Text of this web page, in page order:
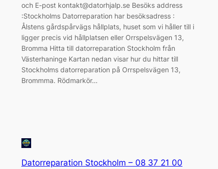
och E-post kontakt@datorhjalp.se Besöks address
:Stockholms Datorreparation har besöksadress :
Ålstens gårdspårvägs hållplats, huset som vi håller till i
ligger precis vid hållplatsen eller Orrspelsvägen 13,
Bromma Hitta till datorreparation Stockholm från
Västerhaninge Kartan nedan visar hur du hittar till
Stockholms datorreparation på Orrspelsvägen 13,
Brommma. Rödmarkör…
Datorreparation Stockholm – 08 37 21 00